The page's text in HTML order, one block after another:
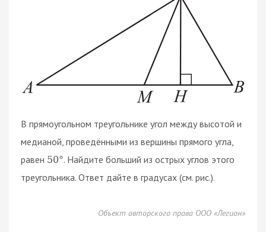
В прямоугольном треугольнике угол между высотой и
медианой, проведёнными из вершины прямого угла,
равен 50°. Найдите больший из острых углов этого
треугольника. Ответ дайте в градусах (см. рис.).
Объект авторского права ООО «Легион»